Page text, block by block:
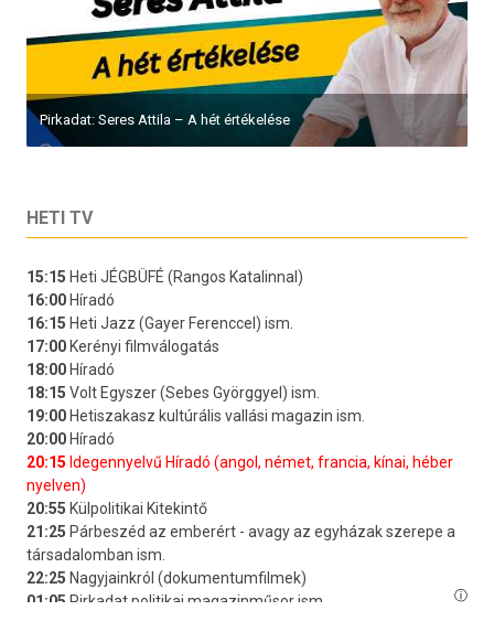
Pirkadat: Seres Attila – A hét értékelése
HETI TV